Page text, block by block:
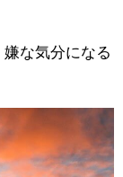
な気分になる